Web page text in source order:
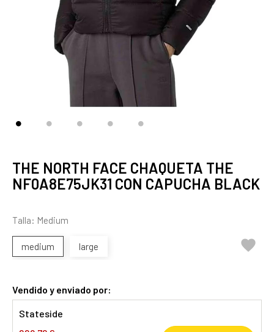
THE NORTH FACE CHAQUETA THE
NF0A8E75JK31 CON CAPUCHA BLACK
Talla: Medium
medium large 
Vendido y enviado por:
Stateside